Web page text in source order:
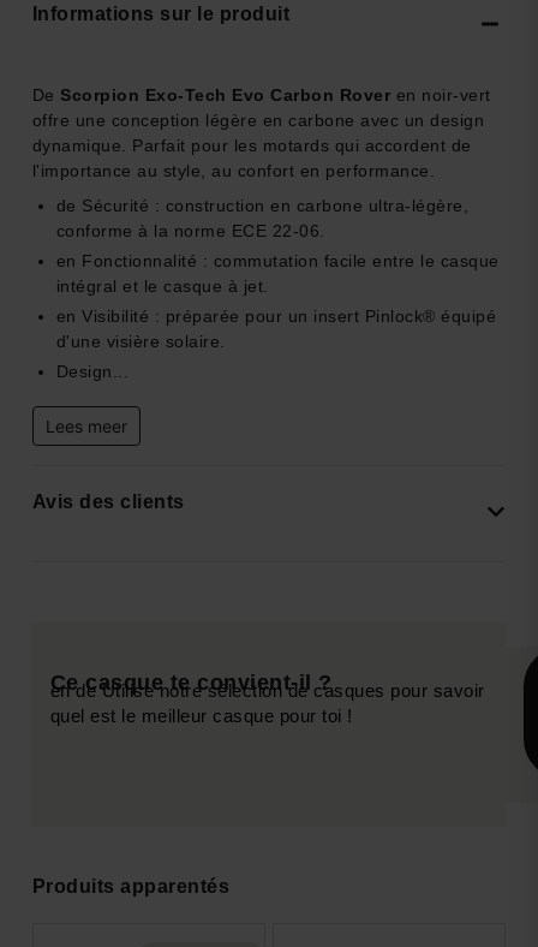
Informations sur le produit
De Scorpion Exo-Tech Evo Carbon Rover en noir-vert
offre une conception légère en carbone avec un design
dynamique. Parfait pour les motards qui accordent de
l'importance au style, au confort en performance.
de Sécurité : construction en carbone ultra-légère,
conforme à la norme ECE 22-06.
en Fonctionnalité : commutation facile entre le casque
intégral et le casque à jet.
en Visibilité : préparée pour un insert Pinlock® équipé
d'une visière solaire.
Design...
Lees meer
Avis des clients
Ce casque te convient-il ?
en de Utilise notre sélection de casques pour savoir
quel est le meilleur casque pour toi !
Produits apparentés